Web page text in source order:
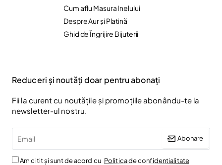
Cum aflu Masura Inelului
Despre Aur și Platină
Ghid de Îngrijire Bijuterii
Reduceri și noutăți doar pentru abonați
Fii la curent cu noutățile și promoțiile abonându-te la
newsletter-ul nostru.
Abonare
Am citit și sunt de acord cu Politica de confidentialitate